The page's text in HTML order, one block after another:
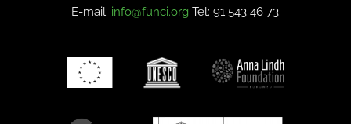
E-mail: info@funci.org Tel: 91 543 46 73